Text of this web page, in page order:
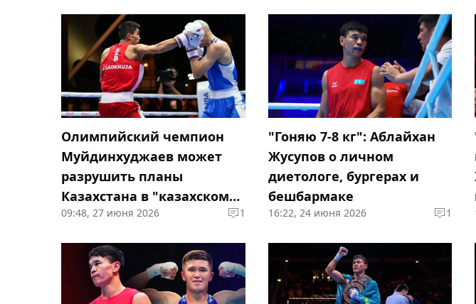
Олимпийский чемпион
Муйдинхуджаев может
разрушить планы
Казахстана в "казахском
весе"
09:48, 27 июня 2026 1
"Гоняю 7-8 кг": Аблайхан
Жусупов о личном
диетологе, бургерах и
бешбармаке
16:22, 24 июня 2026 1